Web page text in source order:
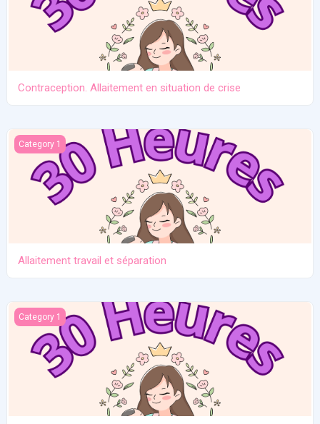
Contraception. Allaitement en situation de crise
Allaitement travail et séparation
Category 1
Allaitement travail et séparation
Introduction des solides
Category 1